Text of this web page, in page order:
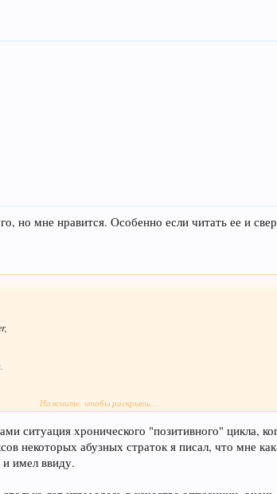
но мне нравится. Особенно если читать ее и
Нажмите, чтобы раскрыть...
ситуация хронического "позитивного" цикла,
некоторых абузных страток я писал, что мне
имел ввиду.